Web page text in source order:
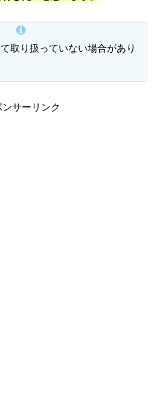
取り扱っていない場合があり
ンサーリンク